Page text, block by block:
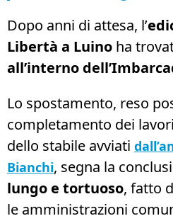
Dopo anni di attesa, l’
Libertà a Luino ha
all’interno
Lo spostamento, reso
completamento dei
dello stabile avviati
Bianchi, segna la
lungo e tortuoso, fatto
le amministrazioni